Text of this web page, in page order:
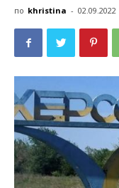
по khristina - 02.09.2022